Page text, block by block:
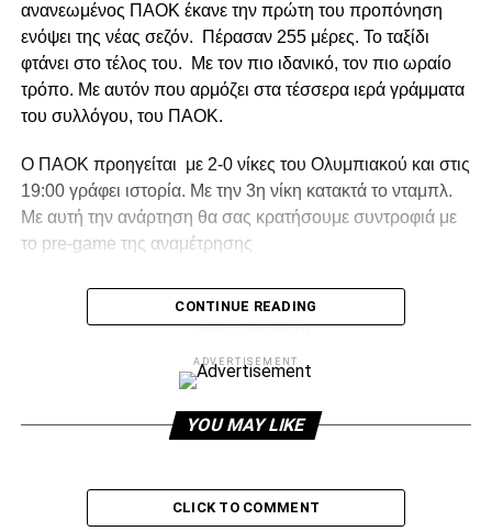
ανανεωμένος ΠΑΟΚ έκανε την πρώτη του προπόνηση
ενόψει της νέας σεζόν. Πέρασαν 255 μέρες. Το ταξίδι
φτάνει στο τέλος του. Με τον πιο ιδανικό, τον πιο ωραίο
τρόπο. Με αυτόν που αρμόζει στα τέσσερα ιερά γράμματα
του συλλόγου, του ΠΑΟΚ.
Ο ΠΑΟΚ προηγείται με 2-0 νίκες του Ολυμπιακού και στις
19:00 γράφει ιστορία. Με την 3η νίκη κατακτά το νταμπλ.
Με αυτή την ανάρτηση θα σας κρατήσουμε συντροφιά με
το pre-game της αναμέτρησης
* Εδώ και ο παπα-Χρήστος και μόλις εμφανίστηκε
CONTINUE READING
ADVERTISEMENT
YOU MAY LIKE
CLICK TO COMMENT